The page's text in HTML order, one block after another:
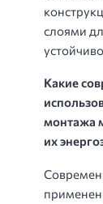
слоями
Какие
монтажа
их